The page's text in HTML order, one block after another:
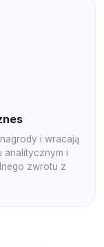
i wracają
analitycznym i
zwrotu z